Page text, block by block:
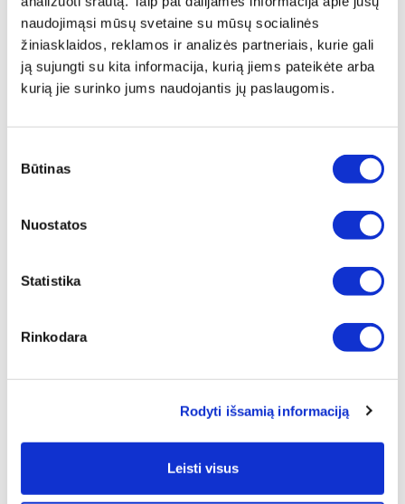
naudojimąsi mūsų svetaine su mūsų socialinės
žiniasklaidos, reklamos ir analizės partneriais, kurie gali
ją sujungti su kita informacija, kurią jiems pateikėte arba
kurią jie surinko jums naudojantis jų paslaugomis.
pasirinkimas
Būtinas
Nuostatos
Statistika
Rinkodara
Rodyti išsamią informaciją
Leisti visus
ZepterClubⓘkaina
Prisijunkite ir pirkite
nuo -5% iki -40%
MRBU
€ 293,00
Prisijunkite ir pirkite